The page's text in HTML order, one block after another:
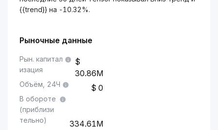
{{trend}} на -10.32%.
Рыночные данные
Рын. капитал
изация
30.86M
Объём, 24Ч 0
В обороте
(приблизи
тельно)
334.61M